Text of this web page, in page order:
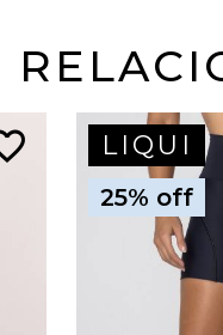
LIQUI
25% off